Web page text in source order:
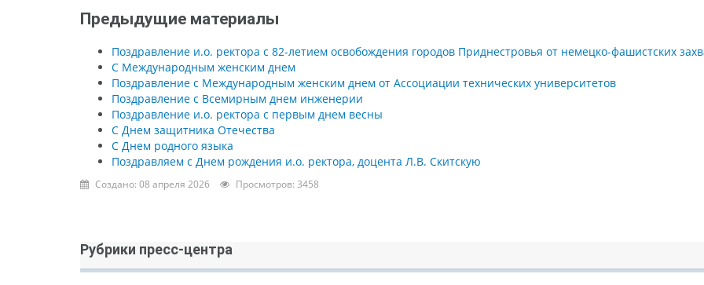
Предыдущие материалы
Поздравление и.о. ректора с 82-летием освобождения городов Приднестровья от немецко-фашистских
С Международным женским днем
Поздравление с Международным женским днем от Ассоциации технических университетов
Поздравление с Всемирным днем инженерии
Поздравление и.о. ректора с первым днем весны
С Днем защитника Отечества
С Днем родного языка
Поздравляем с Днем рождения и.о. ректора, доцента Л.В. Скитскую
Создано: 08 апреля 2026 Просмотров: 3458
Рубрики пресс-центра